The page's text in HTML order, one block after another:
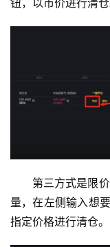
分
常
第三方式是限
量，在左侧输入想
指定价格进行清仓。